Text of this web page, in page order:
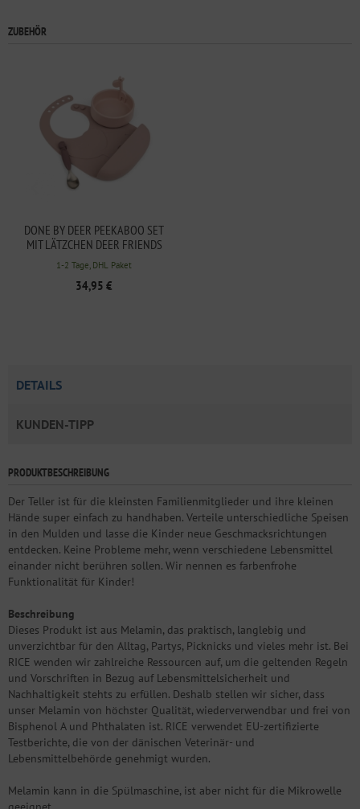
ZUBEHÖR
DONE BY DEER PEEKABOO SET
MIT LÄTZCHEN DEER FRIENDS
POWDER
1-2 Tage, DHL Paket
34,95 €
DETAILS
KUNDEN-TIPP
PRODUKTBESCHREIBUNG
Der Teller ist für die kleinsten Familienmitglieder und ihre kleinen
Hände super einfach zu handhaben. Verteile unterschiedliche Speisen
in den Mulden und lasse die Kinder neue Geschmacksrichtungen
entdecken. Keine Probleme mehr, wenn verschiedene Lebensmittel
einander nicht berühren sollen. Wir nennen es farbenfrohe
Funktionalität für Kinder!
Beschreibung
Dieses Produkt ist aus Melamin, das praktisch, langlebig und
unverzichtbar für den Alltag, Partys, Picknicks und vieles mehr ist. Bei
RICE wenden wir zahlreiche Ressourcen auf, um die geltenden Regeln
und Vorschriften in Bezug auf Lebensmittelsicherheit und
Nachhaltigkeit stehts zu erfüllen. Deshalb stellen wir sicher, dass
unser Melamin von höchster Qualität, wiederverwendbar und frei von
Bisphenol A und Phthalaten ist. RICE verwendet EU-zertifizierte
Testberichte, die von der dänischen Veterinär- und
Lebensmittelbehörde genehmigt wurden.
Melamin kann in die Spülmaschine, ist aber nicht für die Mikrowelle